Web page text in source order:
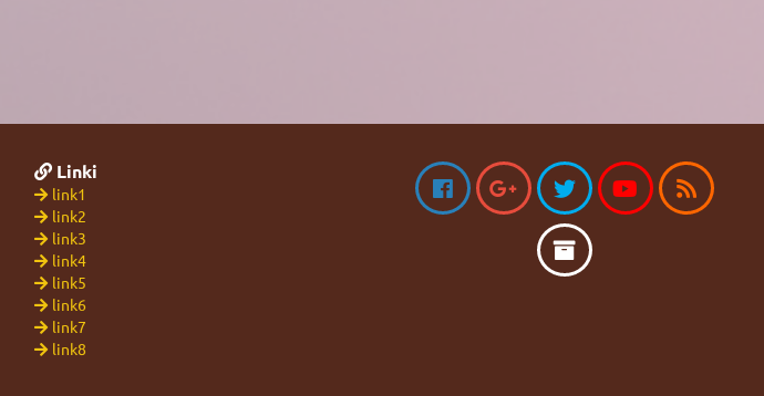
Linki
link1
link2
link3
link4
link5
link6
link7
link8